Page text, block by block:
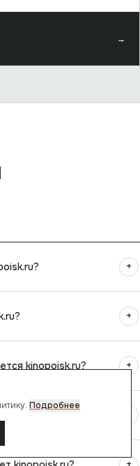
→
+
+
kinopoisk.ru? +
для поисковых
Подробнее